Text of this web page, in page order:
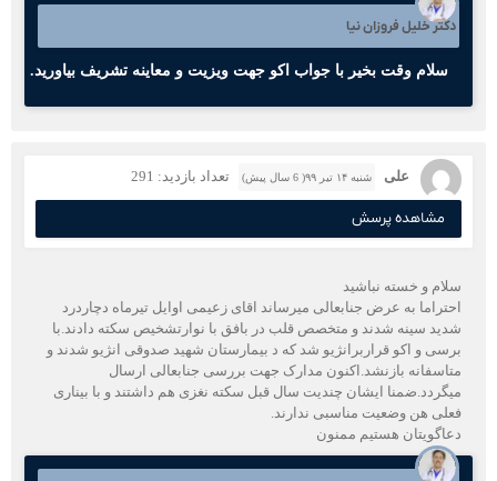
دکتر خلیل فروزان نیا
سلام وقت بخیر با جواب اکو جهت ویزیت و معاینه تشریف بیاورید.
علی شنبه ۱۴ تیر ۹۹( 6 سال پیش) تعداد بازدید: 291
مشاهده پرسش
سلام و خسته نباشید
احتراما به عرض جنابعالی میرساند اقای زعیمی اوایل تیرماه دچاردرد
شدید سینه شدند و متخصص قلب در بافق با نوارتشخیص سکته دادند.با
برسی و اکو قراربرانژیو شد که د بیمارستان شهید صدوقی انژیو شدند و
متاسفانه بازنشد.اکنون مدارک جهت بررسی جنابعالی ارسال
میگردد.ضمنا ایشان چندیت سال قبل سکته نغزی هم داشتند و با بیناری
فعلی هن وضعیت مناسبی ندارند.
دعاگویتان هستیم ممنون